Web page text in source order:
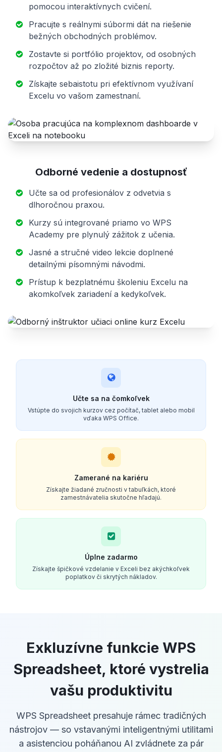
pomocou interaktívnych cvičení.
Pracujte s reálnymi súbormi dát na riešenie
bežných obchodných problémov.
Zostavte si portfólio projektov, od osobných
rozpočtov až po zložité biznis reporty.
Získajte sebaistotu pri efektívnom využívaní
Excelu vo vašom zamestnaní.
Odborné vedenie a dostupnosť
Učte sa od profesionálov z odvetvia s
dlhoročnou praxou.
Kurzy sú integrované priamo vo WPS
Academy pre plynulý zážitok z učenia.
Jasné a stručné video lekcie doplnené
detailnými písomnými návodmi.
Prístup k bezplatnému školeniu Excelu na
akomkoľvek zariadení a kedykoľvek.
Učte sa na čomkoľvek
Vstúpte do svojich kurzov cez počítač, tablet alebo mobil
vďaka WPS Office.
Zamerané na kariéru
Získajte žiadané zručnosti v tabuľkách, ktoré
zamestnávatelia skutočne hľadajú.
Úplne zadarmo
Získajte špičkové vzdelanie v Exceli bez akýchkoľvek
poplatkov či skrytých nákladov.
Exkluzívne funkcie WPS
Spreadsheet, ktoré vystrelia
vašu produktivitu
WPS Spreadsheet presahuje rámec tradičných
nástrojov — so vstavanými inteligentnými utilitami
a asistenciou poháňanou AI zvládnete za pár